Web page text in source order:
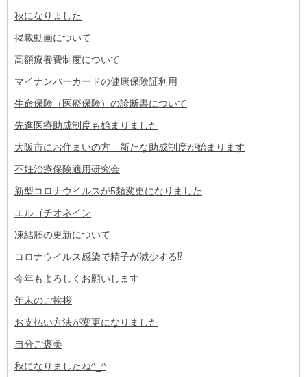
秋になりました
掲載動画について
高額療養費制度について
マイナンバーカードの健康保険証利用
生命保険（医療保険）の診断書について
先進医療助成制度も始まりました
大阪市にお住まいの方 新たな助成制度が始まります
不妊治療保険適用研究会
新型コロナウイルスが5類変更になりました
エルゴチオネイン
凍結胚の更新について
コロナウイルス感染で精子が減少する⁉
今年もよろしくお願いします
年末のご挨拶
お支払い方法が変更になりました
自分ご褒美
秋になりましたね^_^